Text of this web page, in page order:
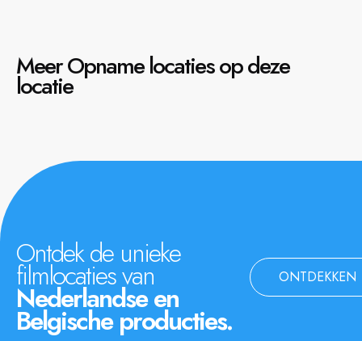
Meer Opname locaties op deze
locatie
Ontdek de unieke
filmlocaties van
Nederlandse en
Belgische producties.
ONTDEKKEN